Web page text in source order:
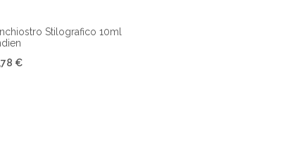
Stilografico 10ml
€